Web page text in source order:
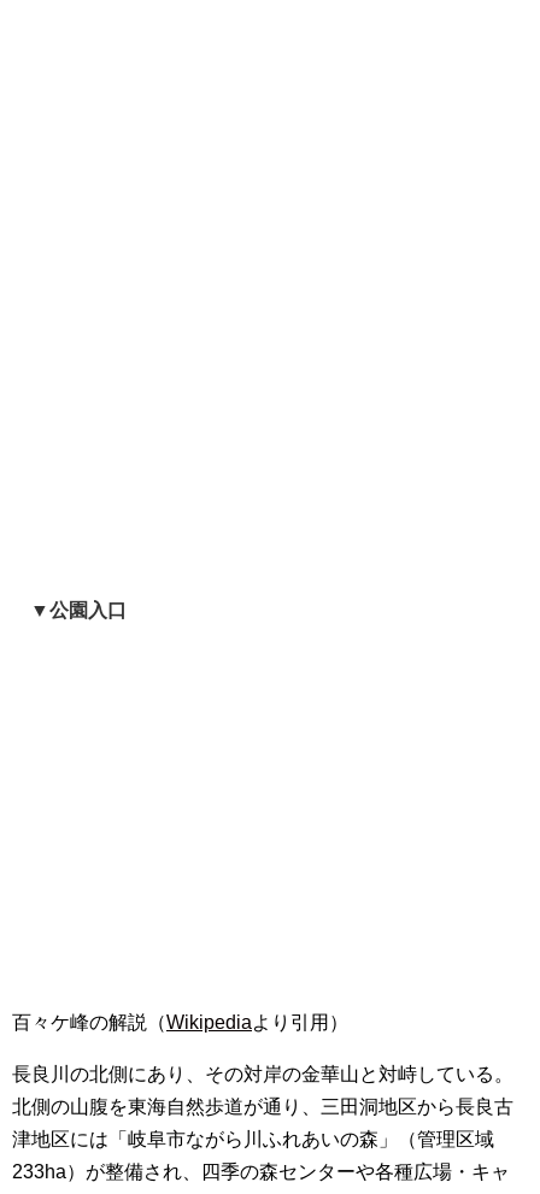
▼公園入口
百々ケ峰の解説（Wikipediaより引用）
長良川の北側にあり、その対岸の金華山と対峙している。
北側の山腹を東海自然歩道が通り、三田洞地区から長良古
津地区には「岐阜市ながら川ふれあいの森」（管理区域
233ha）が整備され、四季の森センターや各種広場・キャ